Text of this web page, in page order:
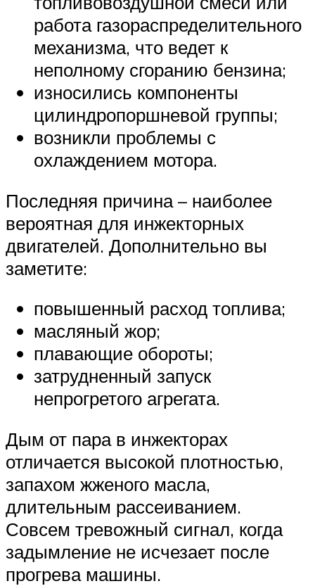
работа газораспределительного
механизма, что ведет к
неполному сгоранию бензина;
износились компоненты
цилиндропоршневой группы;
возникли проблемы с
охлаждением мотора.
Последняя причина – наиболее
вероятная для инжекторных
двигателей. Дополнительно вы
заметите:
повышенный расход топлива;
масляный жор;
плавающие обороты;
затрудненный запуск
непрогретого агрегата.
Дым от пара в инжекторах
отличается высокой плотностью,
запахом жженого масла,
длительным рассеиванием.
Совсем тревожный сигнал, когда
задымление не исчезает после
прогрева машины.